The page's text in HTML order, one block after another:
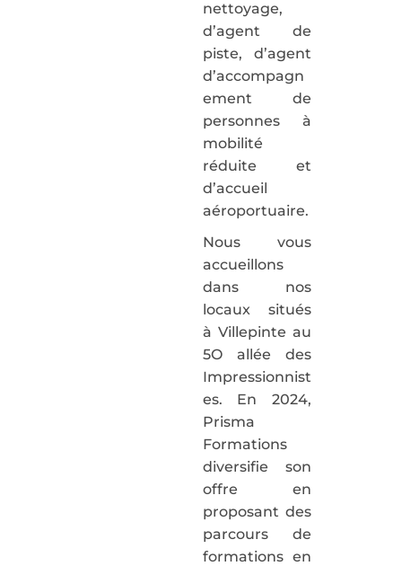
nettoyage,
d’agent de
piste, d’agent
d’accompagn
ement de
personnes à
mobilité
réduite et
d’accueil
aéroportuaire.
Nous vous
accueillons
dans nos
locaux situés
à Villepinte au
5O allée des
Impressionnist
es. En 2024,
Prisma
Formations
diversifie son
offre en
proposant des
parcours de
formations en